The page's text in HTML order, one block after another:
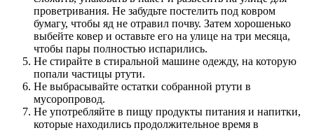
проветривания. Не забудьте постелить под ковром
бумагу, чтобы яд не отравил почву. Затем хорошенько
выбейте ковер и оставьте его на улице на три месяца,
чтобы пары полностью испарились.
Не стирайте в стиральной машине одежду, на которую
попали частицы ртути.
Не выбрасывайте остатки собранной ртути в
мусоропровод.
Не употребляйте в пищу продукты питания и напитки,
которые находились продолжительное время в